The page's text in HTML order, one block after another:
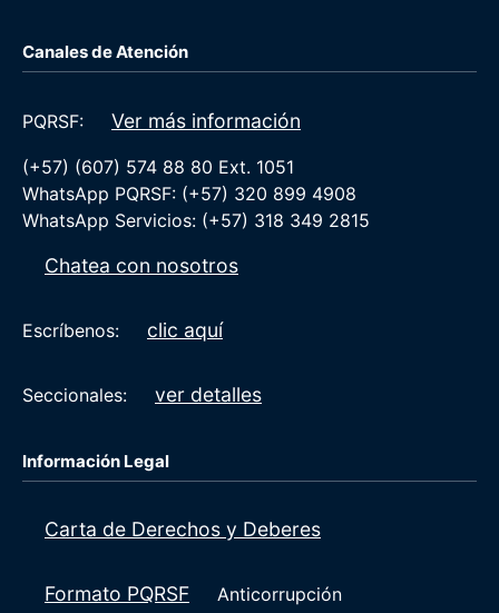
Canales de Atención
PQRSF: Ver más información
(+57) (607) 574 88 80 Ext. 1051
WhatsApp PQRSF: (+57) 320 899 4908
WhatsApp Servicios: (+57) 318 349 2815
Chatea con nosotros
Escríbenos: clic aquí
Seccionales: ver detalles
Información Legal
Carta de Derechos y Deberes
Formato PQRSF Anticorrupción